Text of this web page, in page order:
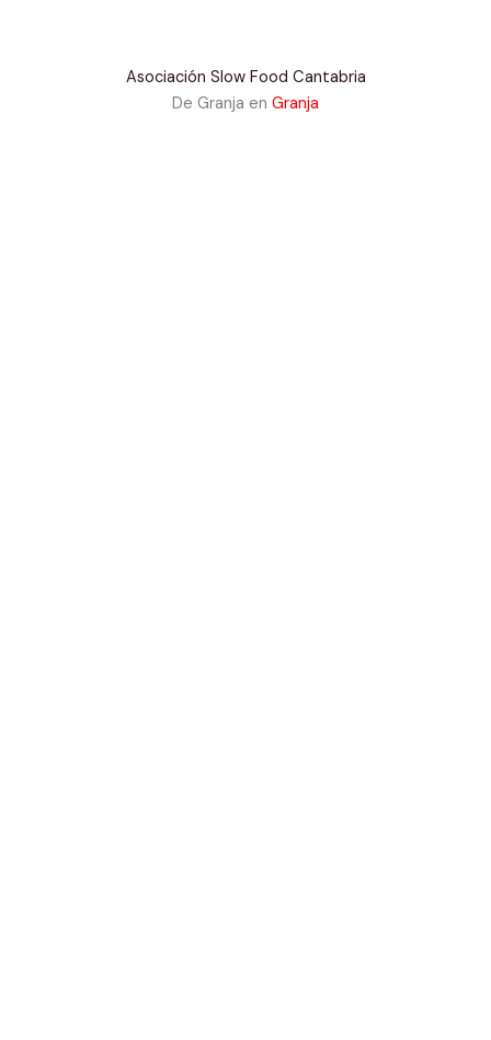
Asociación Slow Food Cantabria
De Granja en Granja